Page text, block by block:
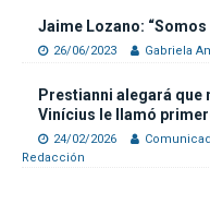
Jaime Lozano: “Somos
26/06/2023 Gabriela
Prestianni alegará
Vinícius le llamó
24/02/2026
Redacción